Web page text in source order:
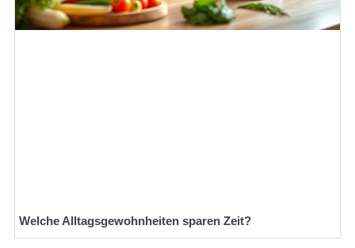
Welche Alltagsgewohnheiten sparen Zeit?